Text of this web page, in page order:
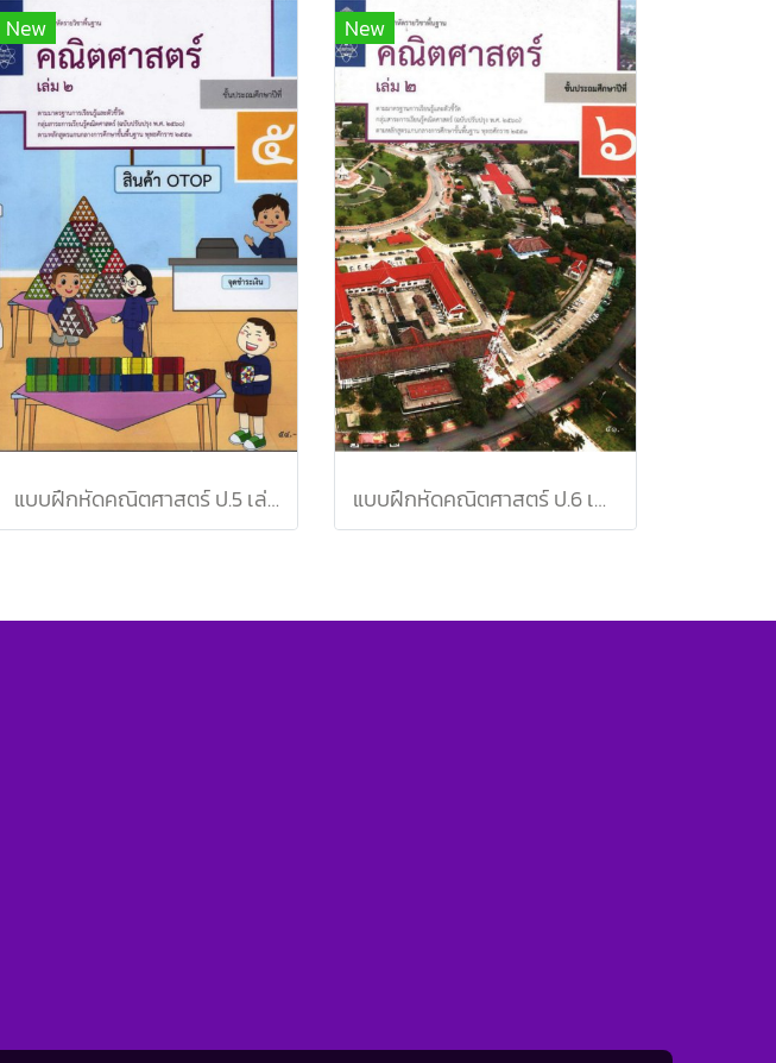
New
แบบฝึกหัดคณิตศาสตร์ ป.5 เล่ม 2 / สสวท.
New
แบบฝึกหัดคณิตศาสตร์ ป.6 เล่ม 2 / สสวท.